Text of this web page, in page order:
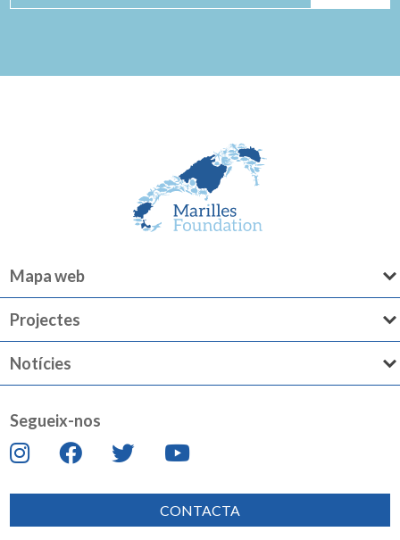
Mapa web
Projectes
Notícies
Segueix-nos
CONTACTA